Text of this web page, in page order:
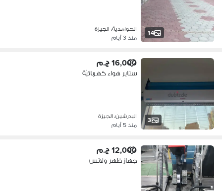
14
الحوامدية، الجيزة
منذ 3 أيام
3
16,000 ج.م
ستاير هواء كهربائيّة
البدرشين، الجيزة
منذ 5 أيام
12,000 ج.م
جهاز ظهر ولاتس